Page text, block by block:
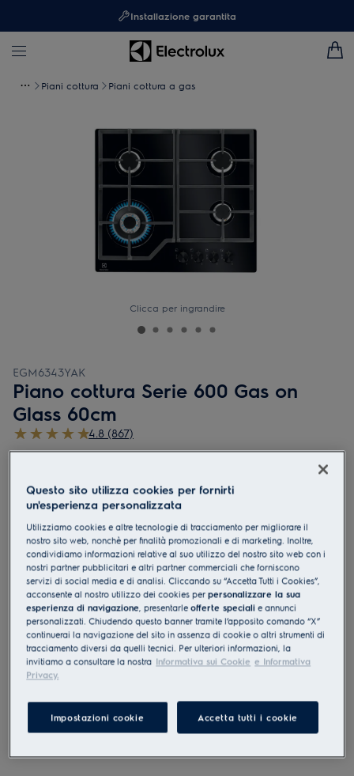
Installazione garantita
Piani cottura Piani cottura a gas
Clicca per ingrandire
EGM6343YAK
Piano cottura Serie 600 Gas on
Glass 60cm
4.8 (867)
Documentazione tecnica
Direziona il calore sotto pentole e padelle per risultati sempre
ottimali.
potente, per autentici sapori asiatici.
Griglie in ghisa per una maggiore stabilità.
Le istruzioni e le avvertenze di sicurezza ai sensi del
Questo sito utilizza cookies per fornirti
un'esperienza personalizzata
Utilizziamo cookies e altre tecnologie di tracciamento per migliorare il
nostro sito web, nonchè per finalità promozionali e di marketing. Inoltre,
condividiamo informazioni relative al suo utilizzo del nostro sito web con i
nostri partner pubblicitari e altri partner commerciali che forniscono
servizi di social media e di analisi. Cliccando su “Accetta Tutti i Cookies”,
acconsente al nostro utilizzo dei cookies perpersonalizzare la sua
esperienza di navigazione, presentarleofferte speciali e annunci
personalizzati. Chiudendo questo banner tramite l’apposito comando “X”
continuerai la navigazione del sito in assenza di cookie o altri strumenti di
tracciamento diversi da quelli tecnici. Per ulteriori informazioni, la
invitiamo a consultare la nostra Informativa sui Cookie e Informativa
Privacy.
Impostazioni cookie Accetta tutti i cookie